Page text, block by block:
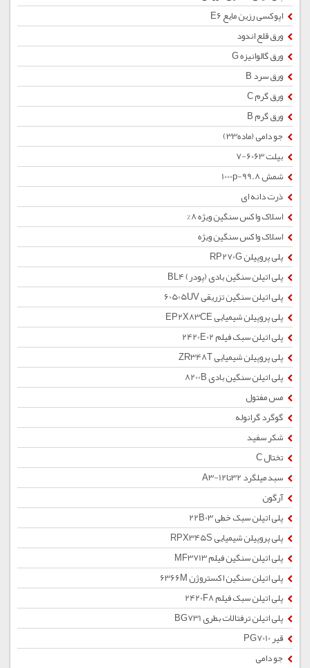
اپوکسی رزین مایع E6
ورق قلع اندود
ورق گالوانیزه G
ورق سرد B
ورق گرم C
ورق گرم B
جو دامی (ماده33)
بیلت 6063-7
شمش 1000p-99.8
ذرت دانه ای
اسلاک واکس سنگین ویژه 8%
اسلاک واکس سنگین ویژه
پلی پروپیلن RP270G
پلی اتیلن سنگین بادی (پودر) BL4
پلی اتیلن سنگین تزریقی 60505UV
پلی پروپیلن شیمیایی EP2X83CE
پلی اتیلن سبک فیلم 2420E02
پلی پروپیلن شیمیایی ZR348T
پلی اتیلن سنگین بادی 8200B
مس مفتول
گوگرد گرانوله
شکر سفید
تختال C
سبد میلگرد 32تا12-A3
آرگون
پلی اتیلن سبک خطی 22B03
پلی پروپیلن شیمیایی RPX345S
پلی اتیلن سنگین فیلم MF3713
پلی اتیلن سنگین اکستروژن 6366M
پلی اتیلن سبک فیلم 2420F8
پلی اتیلن ترفتالات بطری BG731
قیر PG7010
جو دامی